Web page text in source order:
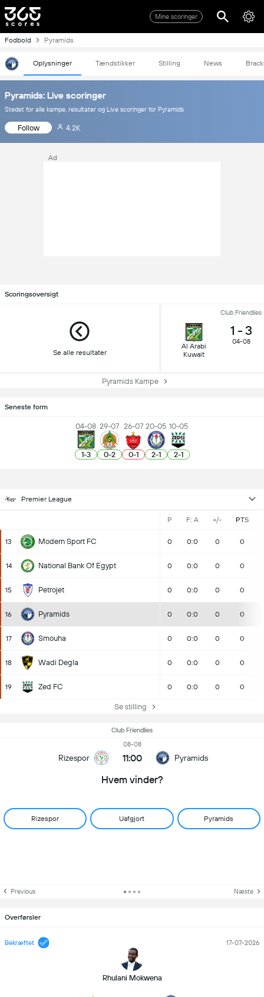
Mine scoringer
Fodbold Pyramids
Oplysninger Tændstikker Stilling News
Pyramids: Live scoringer
Stedet for alle kampe, resultater og Live scoringer for Pyramids
Follow 4.2K
Ad
Scoringsoversigt
Se alle resultater
Club Friendlies
Al Arabi
Kuwait
1 - 3
04-08
Pyramids Kampe
Seneste form
04-08
1-3
29-07
0-2
26-07
0-1
20-05
2-1
10-05
2-1
Premier League
P F: A +/- PTS
13 Modern Sport FC 0 0:0 0 0
14 National Bank Of Egypt 0 0:0 0 0
15 Petrojet 0 0:0 0 0
16 Pyramids 0 0:0 0 0
17 Smouha 0 0:0 0 0
18 Wadi Degla 0 0:0 0 0
19 Zed FC 0 0:0 0 0
Se stilling
Club Friendlies
Rizespor
08-08
11:00 Pyramids
Hvem vinder?
Rizespor Uafgjort Pyramids
Previous Næste
Overførsler
Bekræftet
Rhulani Mokwena
17-07-2026